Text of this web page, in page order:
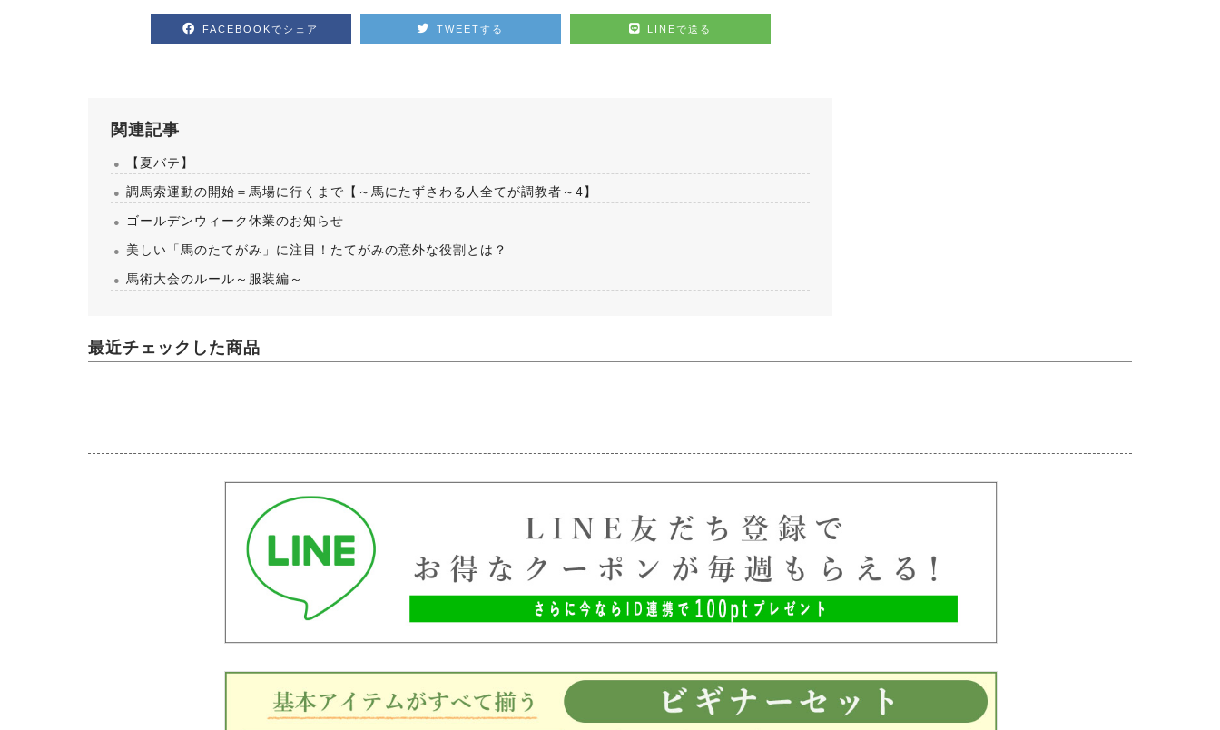
FACEBOOKでシェア TWEETする LINEで送る
関連記事
【夏バテ】
調馬索運動の開始＝馬場に行くまで【～馬にたずさわる人全てが調教者～4】
ゴールデンウィーク休業のお知らせ
美しい「馬のたてがみ」に注目！たてがみの意外な役割とは？
馬術大会のルール～服装編～
最近チェックした商品